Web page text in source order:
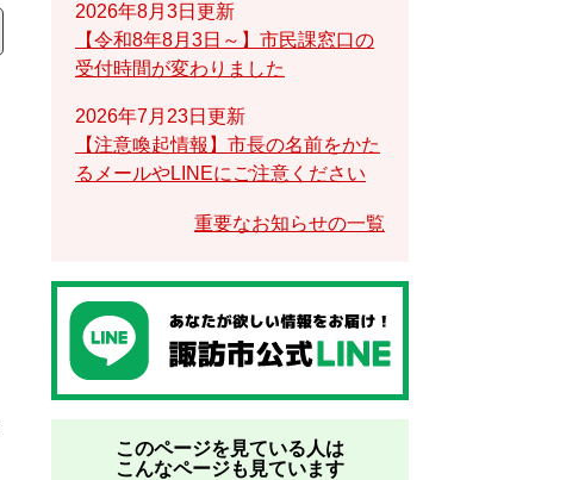
2026年8月3日更新
【令和8年8月3日～】市民課窓口の
受付時間が変わりました
2026年7月23日更新
【注意喚起情報】市長の名前をかた
るメールやLINEにご注意ください
重要なお知らせの一覧
このページを見ている人は
こんなページも見ています